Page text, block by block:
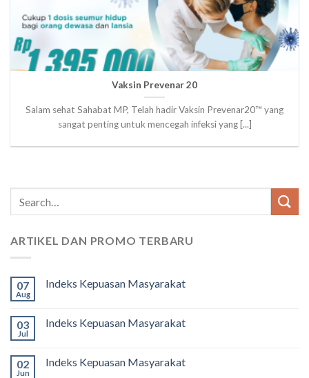
Vaksin Prevenar 20
Salam sehat Sahabat MP, Telah hadir Vaksin Prevenar20™️ yang
sangat penting untuk mencegah infeksi yang [...]
ARTIKEL DAN PROMO TERBARU
07
Aug
Indeks Kepuasan Masyarakat
03
Jul
Indeks Kepuasan Masyarakat
02
Jun
Indeks Kepuasan Masyarakat